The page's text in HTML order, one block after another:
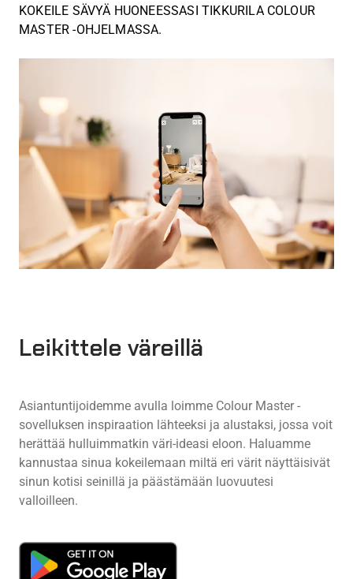
KOKEILE SÄVYÄ HUONEESSASI TIKKURILA COLOUR
MASTER -OHJELMASSA.
Leikittele väreillä
Asiantuntijoidemme avulla loimme Colour Master -
sovelluksen inspiraation lähteeksi ja alustaksi, jossa voit
herättää hulluimmatkin väri-ideasi eloon. Haluamme
kannustaa sinua kokeilemaan miltä eri värit näyttäisivät
sinun kotisi seinillä ja päästämään luovuutesi
valloilleen.